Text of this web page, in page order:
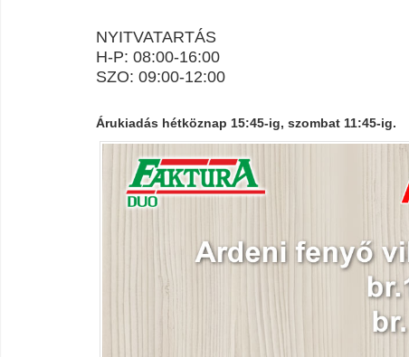
NYITVATARTÁS
H-P: 08:00-16:00
SZO: 09:00-12:00
Árukiadás hétköznap 15:45-ig, szombat 11:45-ig.